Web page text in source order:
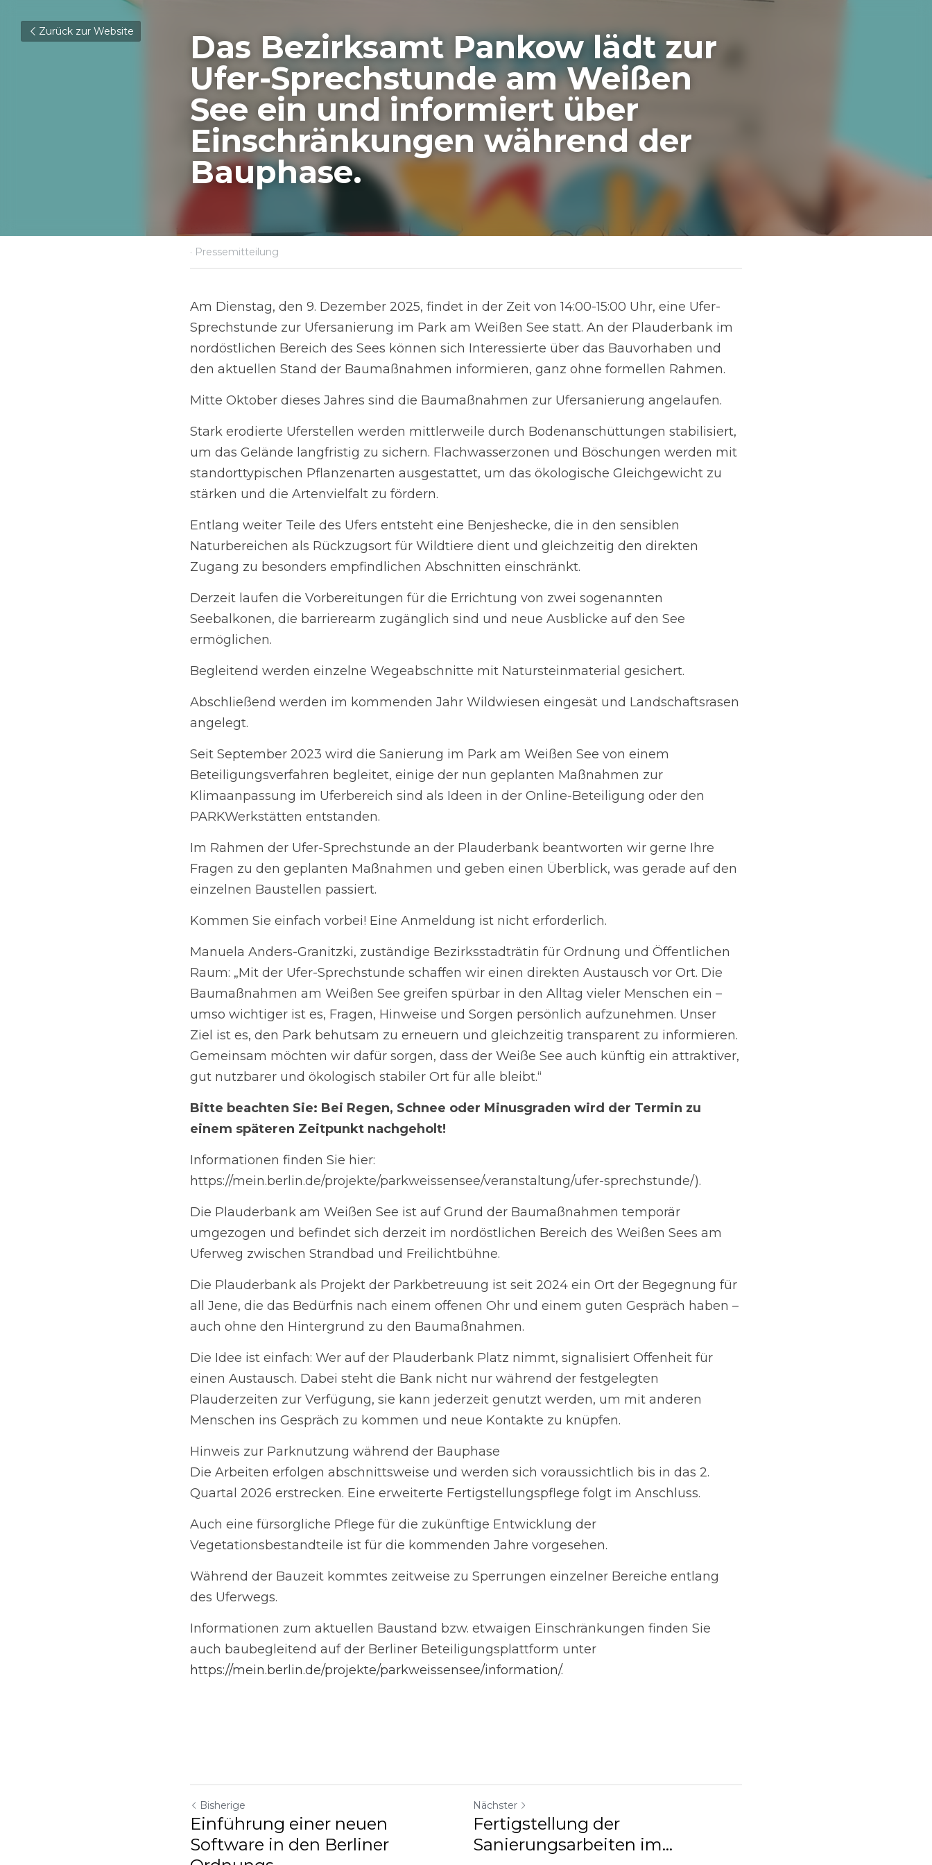
Zurück zur Website Das Bezirksamt Pankow lädt zur
Ufer-Sprechstunde am Weißen See
ein und informiert über
Einschränkungen während der
Bauphase.
3. Dezember 2025·
Am Dienstag, den 9. Dezember 2025, findet in der Zeit von 14:00-15:00 Uhr, eine Ufer-
Sprechstunde zur Ufersanierung im Park am Weißen See statt. An der Plauderbank im
nordöstlichen Bereich des Sees können sich Interessierte über das Bauvorhaben und den aktuellen
Stand der Baumaßnahmen informieren, ganz ohne formellen Rahmen.
Mitte Oktober dieses Jahres sind die Baumaßnahmen zur Ufersanierung angelaufen.
Stark erodierte Uferstellen werden mittlerweile durch Bodenanschüttungen stabilisiert, um das
Gelände langfristig zu sichern. Flachwasserzonen und Böschungen werden mit standorttypischen
Pflanzenarten ausgestattet, um das ökologische Gleichgewicht zu stärken und die Artenvielfalt zu
fördern.
Entlang weiter Teile des Ufers entsteht eine Benjeshecke, die in den sensiblen Naturbereichen als
Rückzugsort für Wildtiere dient und gleichzeitig den direkten Zugang zu besonders empfindlichen
Abschnitten einschränkt.
Derzeit laufen die Vorbereitungen für die Errichtung von zwei sogenannten Seebalkonen, die
barrierearm zugänglich sind und neue Ausblicke auf den See ermöglichen.
Begleitend werden einzelne Wegeabschnitte mit Natursteinmaterial gesichert.
Abschließend werden im kommenden Jahr Wildwiesen eingesät und Landschaftsrasen angelegt.
Seit September 2023 wird die Sanierung im Park am Weißen See von einem Beteiligungsverfahren
begleitet, einige der nun geplanten Maßnahmen zur Klimaanpassung im Uferbereich sind als Ideen
in der Online-Beteiligung oder den PARKWerkstätten entstanden.
Im Rahmen der Ufer-Sprechstunde an der Plauderbank beantworten wir gerne Ihre Fragen zu den
geplanten Maßnahmen und geben einen Überblick, was gerade auf den einzelnen Baustellen
passiert.
Kommen Sie einfach vorbei! Eine Anmeldung ist nicht erforderlich.
Manuela Anders-Granitzki, zuständige Bezirksstadträtin für Ordnung und Öffentlichen Raum: „Mit
Weißen See greifen spürbar in den Alltag vieler Menschen ein – umso wichtiger ist es, Fragen,
Hinweise und Sorgen persönlich aufzunehmen. Unser Ziel ist es, den Park behutsam zu erneuern
und gleichzeitig transparent zu informieren. Gemeinsam möchten wir dafür sorgen, dass der
Weiße See auch künftig ein attraktiver, gut nutzbarer und ökologisch stabiler Ort für alle bleibt.“
Bitte bea ch ten Sie: Bei Regen, Schnee oder Minusgraden wird der Termin zu einem späteren
Zeitpunkt nachgeholt!
Informationen finden Sie hier:
Die Plauderbank am Weißen See ist auf Grund der Baumaßnahmen temporär umgezogen und
und Freilichtbühne.
das Bedürfnis nach einem offenen Ohr und einem guten Gespräch haben – auch ohne den
Hintergrund zu den Baumaßnahmen.
Austausch. Dabei steht die Bank nicht nur während der festgelegten Plauderzeiten zur Verfügung,
sie kann jederzeit genutzt werden, um mit anderen Menschen ins Gespräch zu kommen und neue
Kontakte zu knüpfen.
Hinweis zur Parknutzung während der Bauphase
Die Arbeiten erfolgen abschnittsweise und werden sich voraussichtlich bis in das 2. Quartal 2026
erstrecken. Eine erweiterte Fertigstellungspflege folgt im Anschluss.
kommenden Jahre vorgesehen.
Während der Bauzeit kommtes zeitweise zu Sperrungen einzelner Bereiche entlang des Uferwegs.
Informationen zum aktuellen Baustand bzw. etwaigen Einschränkungen finden Sie auch
baubegleitend auf der Berliner Beteiligungsplattform unter
Zurück zur Website